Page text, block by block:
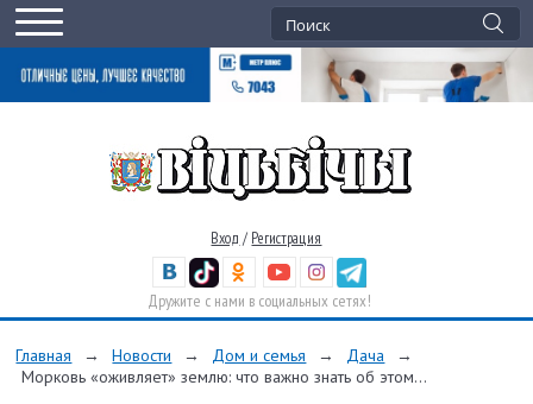
Вход / Регистрация
Дружите с нами в социальных сетях!
Главная → Новости → Дом и семья → Дача
→
Морковь «оживляет» землю: что важно знать об этом...